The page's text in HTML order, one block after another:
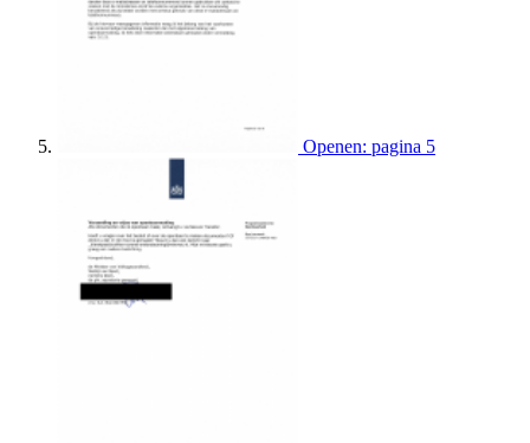
Openen: pagina 5